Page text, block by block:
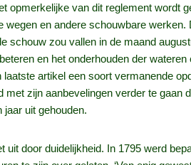
opmerkelijke van dit reglement wordt
en andere schouwbare
schouw zou vallen in de maand
en het onderhouden der
artikel een soort vermanende
met zijn aanbevelingen verder te
uit gehouden.
uit door duidelijkheid. In 1795 werd